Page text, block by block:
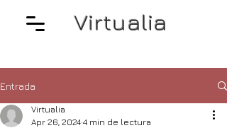
Virtualia
Entrada
Virtualia
Apr 26, 2024 4 min de lectura